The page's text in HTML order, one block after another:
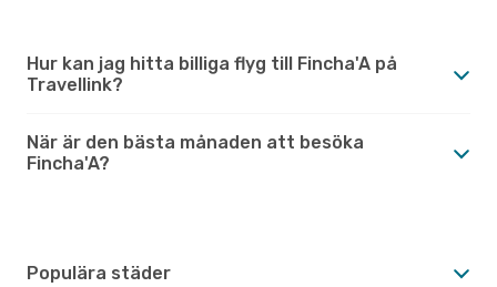
Hur kan jag hitta billiga flyg till Fincha'A på
Travellink?
När är den bästa månaden att besöka
Fincha'A?
Populära städer